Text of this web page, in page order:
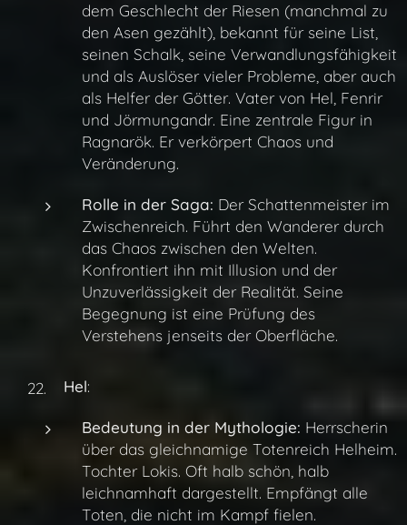
dem Geschlecht der Riesen (manchmal zu
den Asen gezählt), bekannt für seine List,
seinen Schalk, seine Verwandlungsfähigkeit
und als Auslöser vieler Probleme, aber auch
als Helfer der Götter. Vater von Hel, Fenrir
und Jörmungandr. Eine zentrale Figur in
Ragnarök. Er verkörpert Chaos und
Veränderung.
Rolle in der Saga: Der Schattenmeister im
Zwischenreich. Führt den Wanderer durch
das Chaos zwischen den Welten.
Konfrontiert ihn mit Illusion und der
Unzuverlässigkeit der Realität. Seine
Begegnung ist eine Prüfung des
Verstehens jenseits der Oberfläche.
Hel:
Bedeutung in der Mythologie: Herrscherin
über das gleichnamige Totenreich Helheim.
Tochter Lokis. Oft halb schön, halb
leichnamhaft dargestellt. Empfängt alle
Toten, die nicht im Kampf fielen.